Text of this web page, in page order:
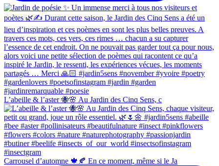
L’abeille & l’aster 🐝🌸 Au Jardin des Cinq Sens, c
Carrousel d’automne 🍁🍂 En ce moment, même si le Ja